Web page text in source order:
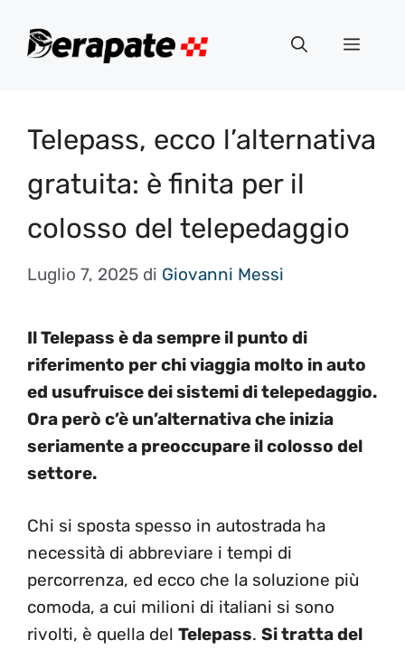
Menu
Telepass, ecco l’alternativa
gratuita: è finita per il
colosso del telepedaggio
Luglio 7, 2025 di Giovanni Messi
Il Telepass è da sempre il punto di
riferimento per chi viaggia molto in auto
ed usufruisce dei sistemi di telepedaggio.
Ora però c’è un’alternativa che inizia
seriamente a preoccupare il colosso del
settore.
Chi si sposta spesso in autostrada ha
necessità di abbreviare i tempi di
percorrenza, ed ecco che la soluzione più
comoda, a cui milioni di italiani si sono
rivolti, è quella del Telepass. Si tratta del